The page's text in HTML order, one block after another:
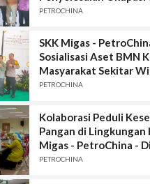
Lain
PETROCHINA
SKK Migas -
Sosialisasi Aset BMN
Masyarakat Sekitar
PETROCHINA
Kolaborasi Peduli
Pangan di Lingkungan
Migas - PetroChina -
Tanjabtim Edukasi
PETROCHINA